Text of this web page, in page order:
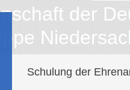
der
Schulung der